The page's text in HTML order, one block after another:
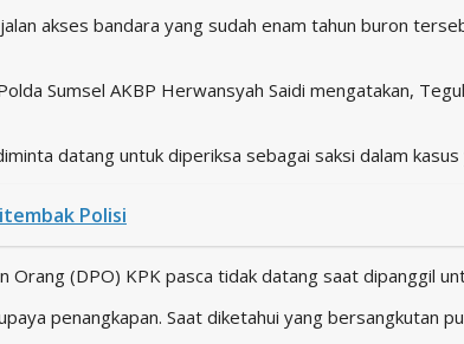
akses bandara yang sudah enam tahun buron
Sumsel AKBP Herwansyah Saidi mengatakan,
datang untuk diperiksa sebagai saksi dalam
Polisi
Orang (DPO) KPK pasca tidak datang saat dipanggil
penangkapan. Saat diketahui yang bersangkutan